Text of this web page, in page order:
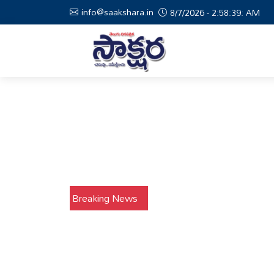
info@saakshara.in 8/7/2026 - 2:58:40: AM
Breaking News